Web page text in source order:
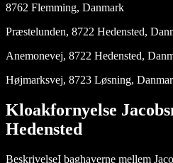
8762 Flemming, Danmark
Præstelunden, 8722 Hedensted,
Anemonevej, 8722 Hedensted,
Højmarksvej, 8723 Løsning,
Kloakfornyelse
Hedensted
BeskrivelseI baghaverne mellem